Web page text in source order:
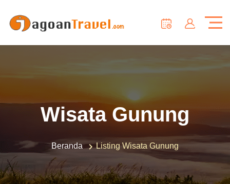
Wisata Gunung
Beranda Listing Wisata Gunung